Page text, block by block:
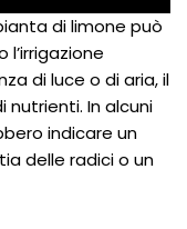
di limone può
l’irrigazione
di luce o di aria, il
In alcuni
indicare un
delle radici o un